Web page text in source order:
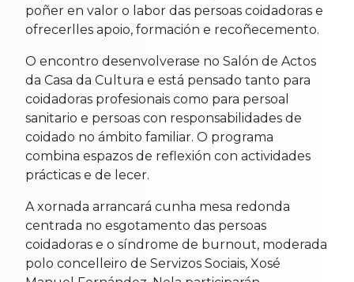
poñer en valor o labor das persoas coidadoras e
ofrecerlles apoio, formación e recoñecemento.
O encontro desenvolverase no Salón de Actos
da Casa da Cultura e está pensado tanto para
coidadoras profesionais como para persoal
sanitario e persoas con responsabilidades de
coidado no ámbito familiar. O programa
combina espazos de reflexión con actividades
prácticas e de lecer.
A xornada arrancará cunha mesa redonda
centrada no esgotamento das persoas
coidadoras e o síndrome de burnout, moderada
polo concelleiro de Servizos Sociais, Xosé